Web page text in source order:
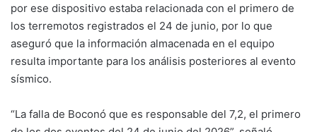
por ese dispositivo estaba relacionada con el primero de
los terremotos registrados el 24 de junio, por lo que
aseguró que la información almacenada en el equipo
resulta importante para los análisis posteriores al evento
sísmico.
“La falla de Boconó que es responsable del 7,2, el primero